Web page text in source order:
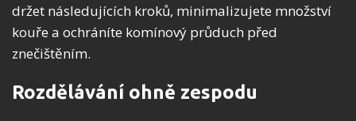
držet následujících kroků, minimalizujete množství
kouře a ochráníte komínový průduch před
znečištěním.
Rozdělávání ohně zespodu